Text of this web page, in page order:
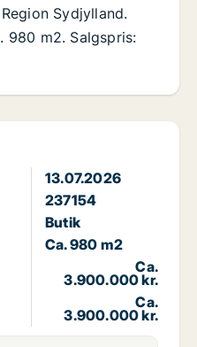
13.07.2026
237154
Butik
Ca. 980 m2
Ca.
3.900.000 kr.
Ca.
3.900.000 kr.
Sydjylland.
980 m2. Salgspris: